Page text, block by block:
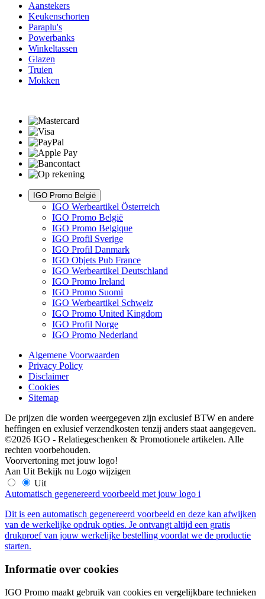
Aanstekers
Keukenschorten
Paraplu's
Powerbanks
Winkeltassen
Glazen
Truien
Mokken
IGO Promo België
IGO Werbeartikel Österreich
IGO Promo België
IGO Promo Belgique
IGO Profil Sverige
IGO Profil Danmark
IGO Objets Pub France
IGO Werbeartikel Deutschland
IGO Promo Ireland
IGO Promo Suomi
IGO Werbeartikel Schweiz
IGO Promo United Kingdom
IGO Profil Norge
IGO Promo Nederland
Algemene Voorwaarden
Privacy Policy
Disclaimer
Cookies
Sitemap
De prijzen die worden weergegeven zijn exclusief BTW en andere
heffingen en exlusief verzendkosten tenzij anders staat aangegeven.
©2026 IGO - Relatiegeschenken & Promotionele artikelen. Alle
rechten voorbehouden.
Voorvertoning met jouw logo!
Aan Uit Bekijk nu Logo wijzigen
Uit
Automatisch gegenereerd voorbeeld met jouw logo i
Dit is een automatisch gegenereerd voorbeeld en deze kan afwijken
van de werkelijke opdruk opties. Je ontvangt altijd een gratis
drukproef van jouw werkelijke bestelling voordat we de productie
starten.
Informatie over cookies
IGO Promo maakt gebruik van cookies en vergelijkbare technieken